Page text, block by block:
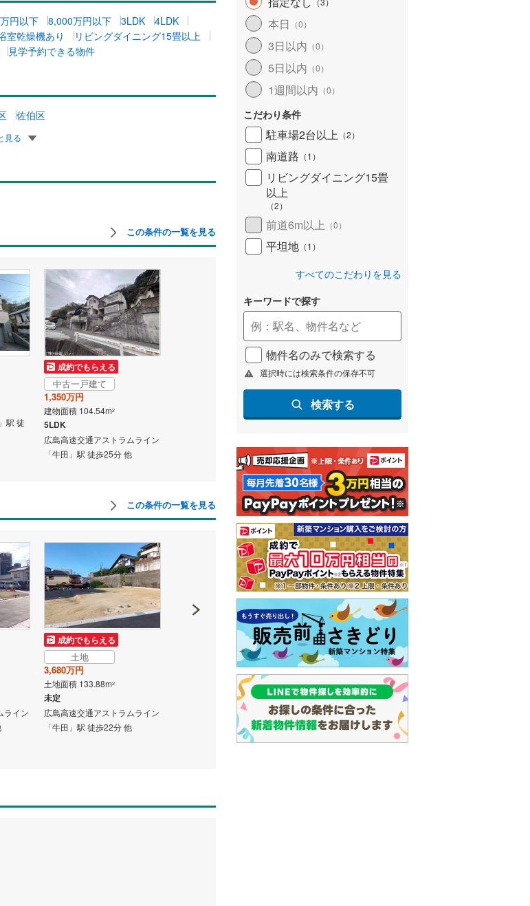
円以下 8,000万円以下 3LDK
4LDK
室乾燥機あり
リビングダイニング15畳以上
見学予約できる物件
佐伯区
見る
この条件の一覧を見る
駅 徒
成約でもらえる
中古一戸建て
1,350万円
建物面積 104.54m2
5LDK
広島高速交通アストラムライン
「牛田」駅 徒歩25分 他
この条件の一覧を見る
ライン
成約でもらえる
土地
3,680万円
土地面積 133.88m2
未定
広島高速交通アストラムライン
「牛田」駅 徒歩22分 他
成約でもらえる
土地面積 119.07m2
広島高速交通アストラムライン
「牛田」駅 徒歩22分 他
成約でもらえる
土地
500万円
土地面積 163.29m2
未定
広島高速交通アストラムライン
「牛田」駅 徒歩19分 他
本日 （0）
3日以内 （0）
5日以内 （0）
1週間以内 （0）
こだわり条件
駐車場2台以上 （2）
南道路 （1 ）
リビングダイニング15畳
以上
（2）
前道6m以上 （0）
平坦地 （1 ）
すべてのこだわりを見る
キーワードで探す
物件名のみで検索する
選択時には検索条件の保存不可
検索する